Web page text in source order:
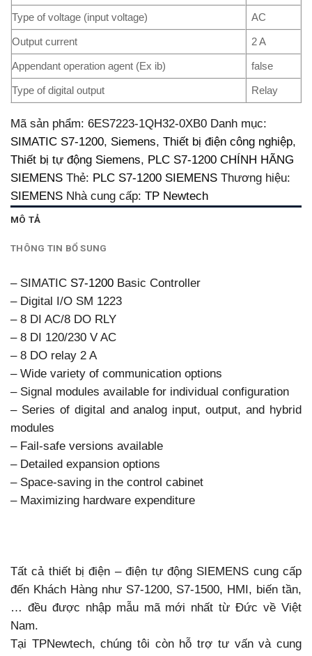
Type of voltage (input voltage) AC
Output current 2 A
Appendant operation agent (Ex ib) false
Type of digital output Relay
Mã sản phẩm: 6ES7223-1QH32-0XB0 Danh mục:
SIMATIC S7-1200, Siemens, Thiết bị điện công nghiệp,
Thiết bị tự động Siemens, PLC S7-1200 CHÍNH HÃNG
SIEMENS Thẻ: PLC S7-1200 SIEMENS Thương hiệu:
SIEMENS Nhà cung cấp: TP Newtech
MÔ TẢ
THÔNG TIN BỔ SUNG
– SIMATIC S7-1200 Basic Controller
– Digital I/O SM 1223
– 8 DI AC/8 DO RLY
– 8 DI 120/230 V AC
– 8 DO relay 2 A
– Wide variety of communication options
– Signal modules available for individual configuration
– Series of digital and analog input, output, and hybrid
modules
– Fail-safe versions available
– Detailed expansion options
– Space-saving in the control cabinet
– Maximizing hardware expenditure
Tất cả thiết bị điện – điện tự động SIEMENS cung cấp
đến Khách Hàng như S7-1200, S7-1500, HMI, biến tần,
… đều được nhập mẫu mã mới nhất từ Đức về Việt
Nam.
Tại TPNewtech, chúng tôi còn hỗ trợ tư vấn và cung